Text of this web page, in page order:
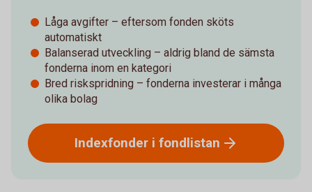
Låga avgifter – eftersom fonden sköts
automatiskt
Balanserad utveckling – aldrig bland de sämsta
fonderna inom en kategori
Bred riskspridning – fonderna investerar i många
olika bolag
Indexfonder i fondlistan